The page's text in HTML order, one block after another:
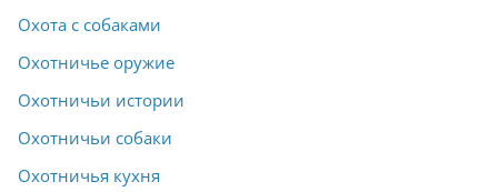
Охота с собаками
Охотничье оружие
Охотничьи истории
Охотничьи собаки
Охотничья кухня